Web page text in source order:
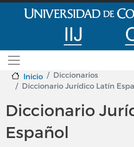
Inicio
Diccionarios
Diccionario Jurídico Latín
Diccionario
Español